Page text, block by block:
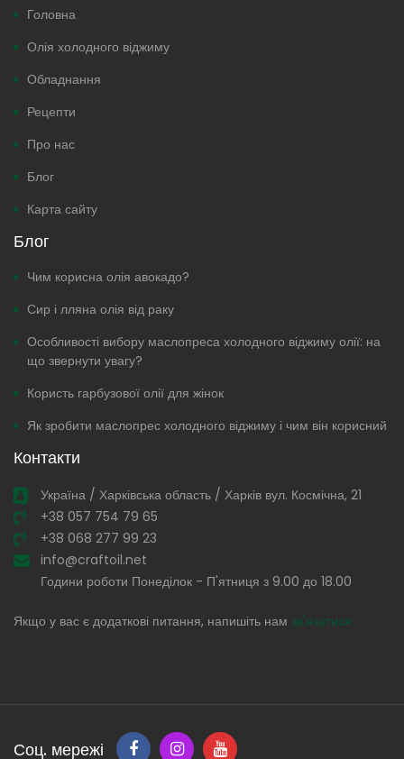
Головна
Олія холодного віджиму
Обладнання
Рецепти
Про нас
Блог
Карта сайту
Блог
Чим корисна олія авокадо?
Сир і лляна олія від раку
Особливості вибору маслопреса холодного віджиму олії: на
що звернути увагу?
Користь гарбузової олії для жінок
Як зробити маслопрес холодного віджиму і чим він корисний
Контакти
Україна / Харківська область / Харків вул. Космічна, 21
+38 057 754 79 65
+38 068 277 99 23
info@craftoil.net
Години роботи Понеділок - П'ятниця з 9.00 до 18.00
Якщо у вас є додаткові питання, напишіть нам зв'язатися
Соц. мережі